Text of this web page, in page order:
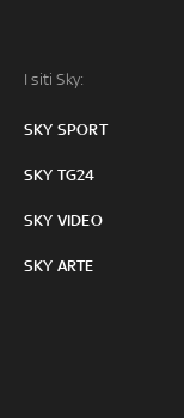
I siti Sky:
SKY SPORT
SKY TG24
SKY VIDEO
SKY ARTE